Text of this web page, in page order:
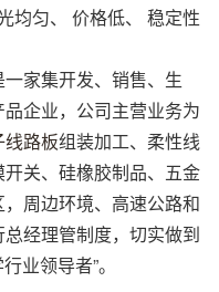
均匀、 价格低、 稳定性
家集开发、销售、生
企业，公司主营业务为
线路板组装加工、柔性线
关、硅橡胶制品、五金
周边环境、高速公路和
经理管制度，切实做到
业领导者”。